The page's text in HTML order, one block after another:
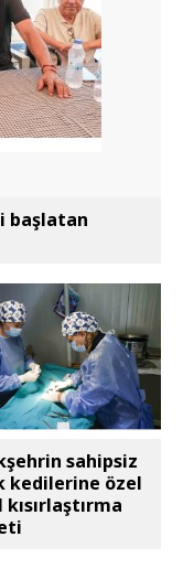
başlatan
sahipsiz
kedilerine özel